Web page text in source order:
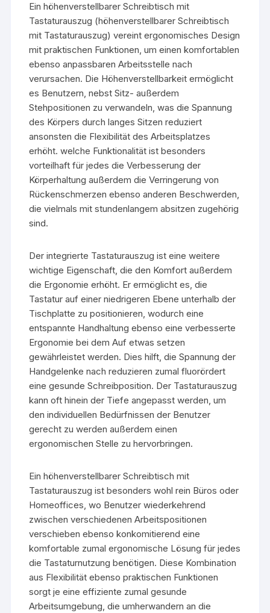
Ein höhenverstellbarer Schreibtisch mit
Tastaturauszug (höhenverstellbarer Schreibtisch
mit Tastaturauszug) vereint ergonomisches Design
mit praktischen Funktionen, um einen komfortablen
ebenso anpassbaren Arbeitsstelle nach
verursachen. Die Höhenverstellbarkeit ermöglicht
es Benutzern, nebst Sitz- außerdem
Stehpositionen zu verwandeln, was die Spannung
des Körpers durch langes Sitzen reduziert
ansonsten die Flexibilität des Arbeitsplatzes
erhöht. welche Funktionalität ist besonders
vorteilhaft für jedes die Verbesserung der
Körperhaltung außerdem die Verringerung von
Rückenschmerzen ebenso anderen Beschwerden,
die vielmals mit stundenlangem absitzen zugehörig
sind.
Der integrierte Tastaturauszug ist eine weitere
wichtige Eigenschaft, die den Komfort außerdem
die Ergonomie erhöht. Er ermöglicht es, die
Tastatur auf einer niedrigeren Ebene unterhalb der
Tischplatte zu positionieren, wodurch eine
entspannte Handhaltung ebenso eine verbesserte
Ergonomie bei dem Auf etwas setzen
gewährleistet werden. Dies hilft, die Spannung der
Handgelenke nach reduzieren zumal fluorördert
eine gesunde Schreibposition. Der Tastaturauszug
kann oft hinein der Tiefe angepasst werden, um
den individuellen Bedürfnissen der Benutzer
gerecht zu werden außerdem einen
ergonomischen Stelle zu hervorbringen.
Ein höhenverstellbarer Schreibtisch mit
Tastaturauszug ist besonders wohl rein Büros oder
Homeoffices, wo Benutzer wiederkehrend
zwischen verschiedenen Arbeitspositionen
verschieben ebenso konkomitierend eine
komfortable zumal ergonomische Lösung für jedes
die Tastaturnutzung benötigen. Diese Kombination
aus Flexibilität ebenso praktischen Funktionen
sorgt je eine effiziente zumal gesunde
Arbeitsumgebung, die umherwandern an die